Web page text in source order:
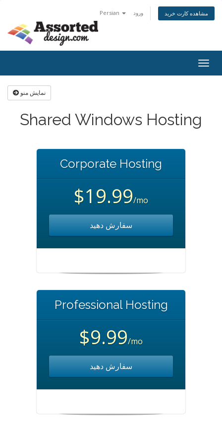
Persian ورود مشاهده کارت خرید
نمایش منو
Shared Windows Hosting
Corporate Hosting
$19.99/mo
سفارش دهید
Professional Hosting
$9.99/mo
سفارش دهید